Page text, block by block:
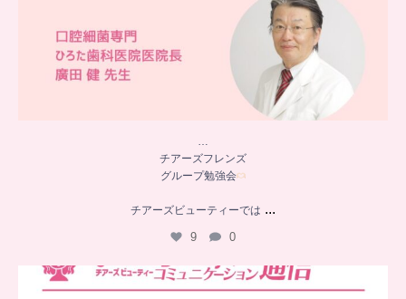
…
チアーズフレンズ
グループ勉強会
チアーズビューティーでは ...
9 0
..